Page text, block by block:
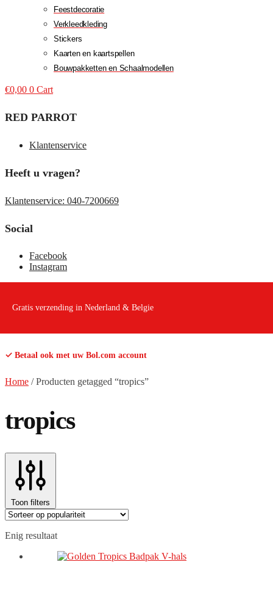
Feestdecoratie
Verkleedkleding
Stickers
Kaarten en kaartspellen
Bouwpakketten en Schaalmodellen
€0,00 0 Cart
RED PARROT
Klantenservice
Heeft u vragen?
Klantenservice: 040-7200669
Social
Facebook
Instagram
Gratis verzending in Nederland & Belgie
✓ Betaal ook met uw Bol.com account
Home /Producten getagged “tropics”
tropics
Toon filters
Enig resultaat